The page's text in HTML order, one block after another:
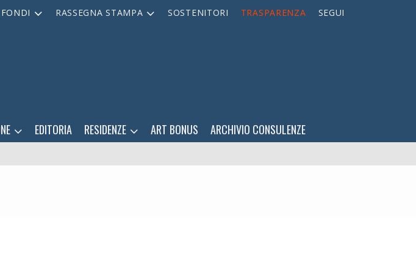
RASSEGNA STAMPA SOSTENITORI TRASPARENZA SEGUI
EDITORIA RESIDENZE ART BONUS ARCHIVIO CONSULENZE